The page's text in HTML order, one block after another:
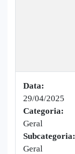
Data:
29/04/2025
Categoria:
Geral
Subcategoria:
Geral